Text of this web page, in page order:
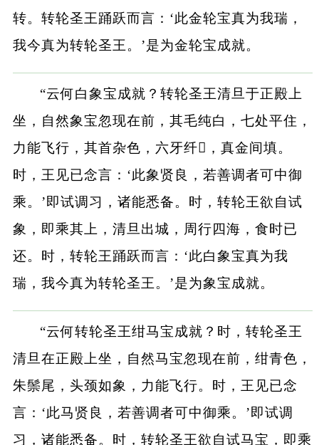
转。转轮圣王踊跃而言：‘此金轮宝真为我瑞，
我今真为转轮圣王。’是为金轮宝成就。
“云何白象宝成就？转轮圣王清旦于正殿上
坐，自然象宝忽现在前，其毛纯白，七处平住，
力能飞行，其首杂色，六牙纤𦟛，真金间填。
时，王见已念言：‘此象贤良，若善调者可中御
乘。’即试调习，诸能悉备。时，转轮王欲自试
象，即乘其上，清旦出城，周行四海，食时已
还。时，转轮王踊跃而言：‘此白象宝真为我
瑞，我今真为转轮圣王。’是为象宝成就。
“云何转轮圣王绀马宝成就？时，转轮圣王
清旦在正殿上坐，自然马宝忽现在前，绀青色，
朱鬃尾，头颈如象，力能飞行。时，王见已念
言：‘此马贤良，若善调者可中御乘。’即试调
习，诸能悉备。时，转轮圣王欲自试马宝，即乘